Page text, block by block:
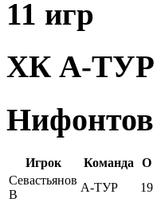
11 игр
ХК А-ТУР
Игрок Команда
О
Севастьянов
В
А-ТУР
19